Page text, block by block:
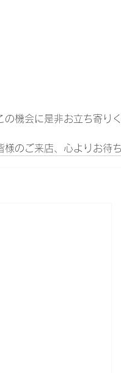
の機会に是非お立ち寄り
様のご来店、心よりお待